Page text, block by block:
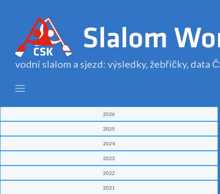
vodní slalom a sjezd: výsledky, žebříčky, data
2026
2025
2024
2023
2022
2021